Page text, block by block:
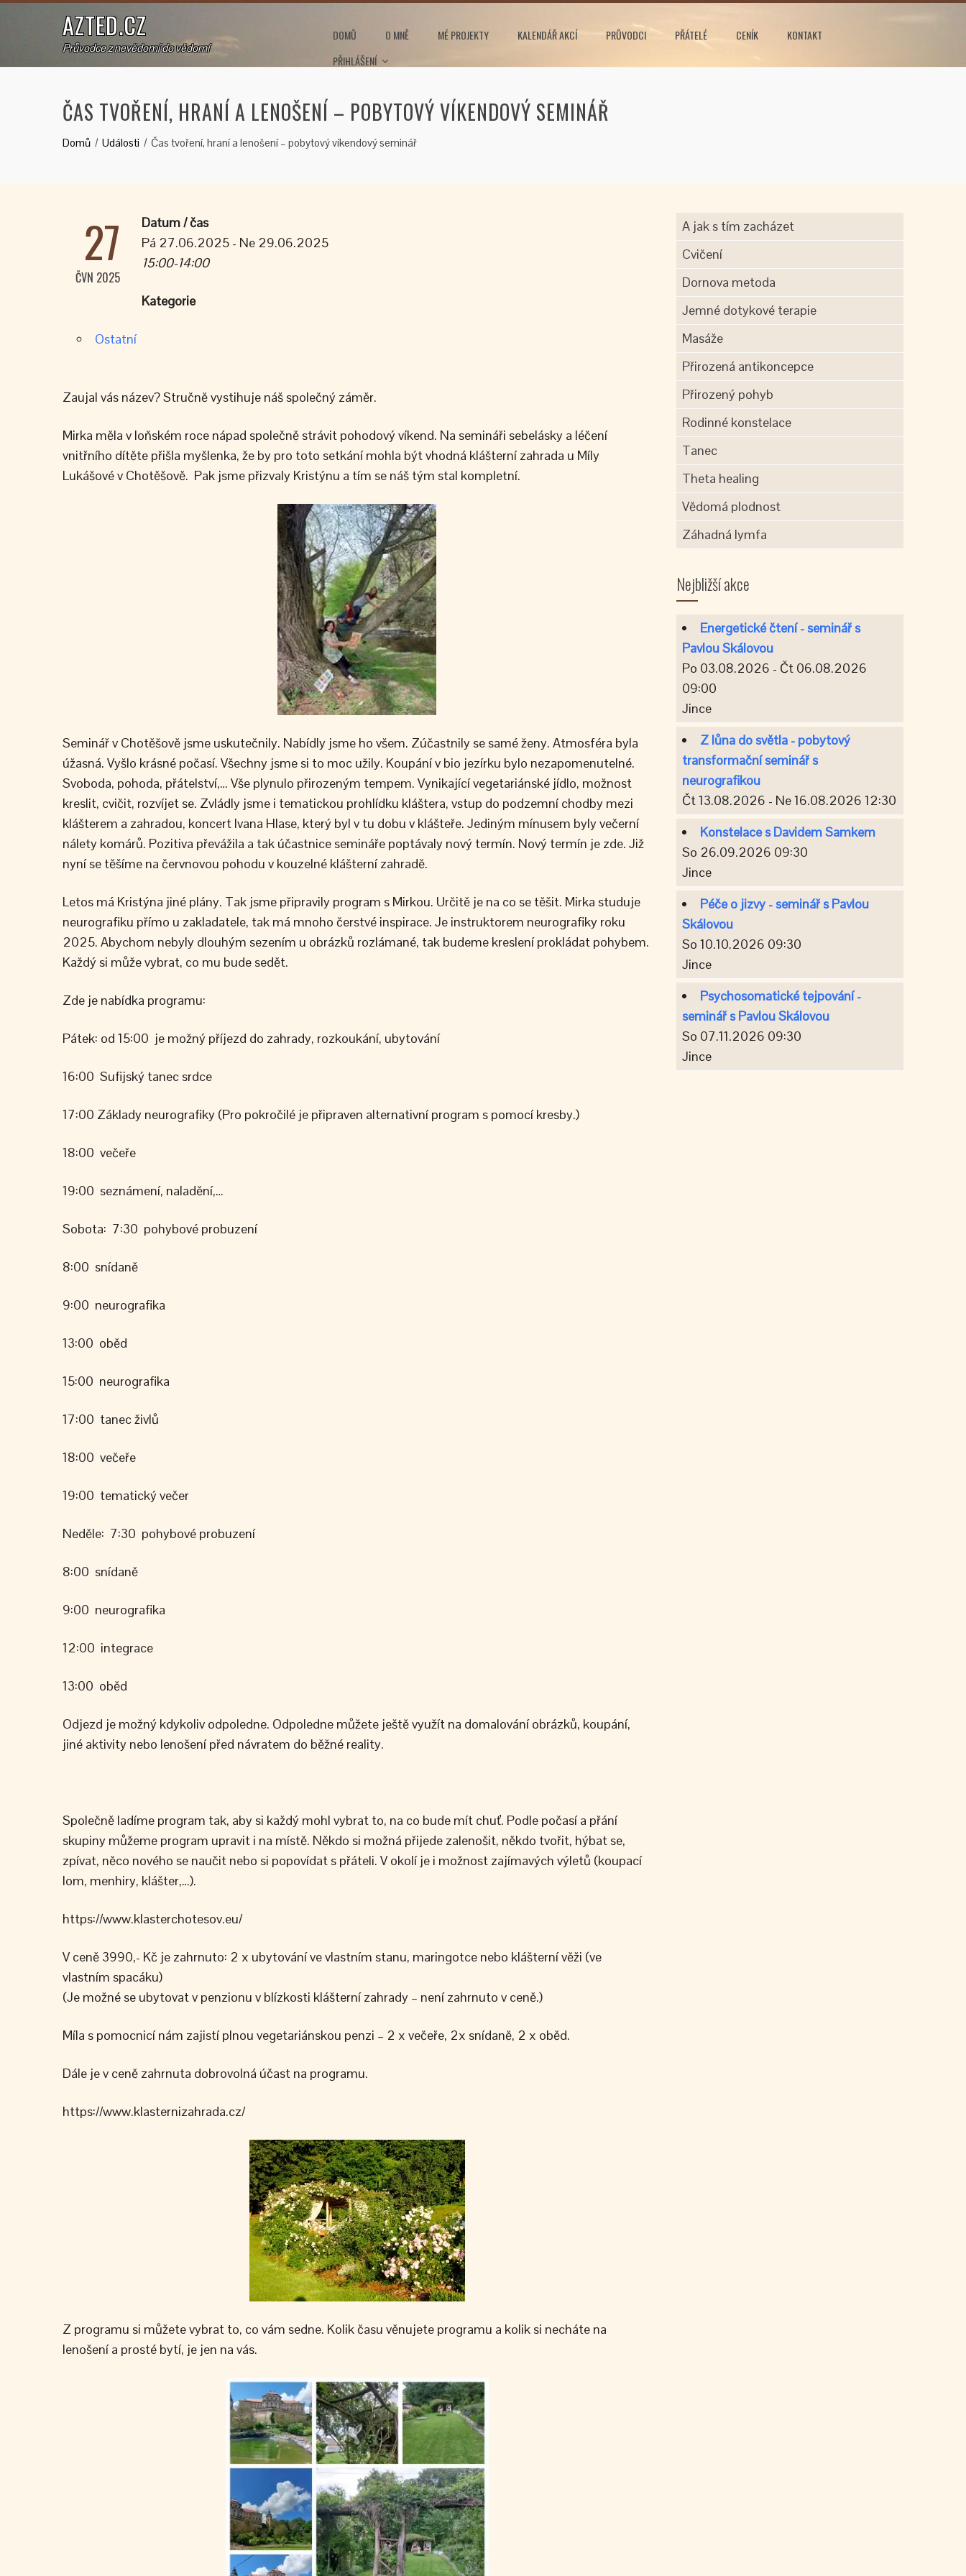
AZTED.CZ
Průvodce z nevědomí do vědomí
DOMŮ O MNĚ MÉ PROJEKTY KALENDÁŘ AKCÍ PRŮVODCI PŘÁTELÉ CENÍK
KONTAKT
PŘIHLÁŠENÍ
ČAS TVOŘENÍ, HRANÍ A LENOŠENÍ – POBYTOVÝ VÍKENDOVÝ SEMINÁŘ
Domů Události Čas tvoření, hraní a lenošení – pobytový víkendový seminář
27
ČVN 2025
Datum / čas
Pá 27.06.2025 - Ne 29.06.2025
15:00-14:00
Kategorie
Ostatní
Zaujal vás název? Stručně vystihuje náš společný záměr.
Mirka měla v loňském roce nápad společně strávit pohodový víkend. Na semináři sebelásky a léčení
vnitřního dítěte přišla myšlenka, že by pro toto setkání mohla být vhodná klášterní zahrada u Míly
Lukášové v Chotěšově. Pak jsme přizvaly Kristýnu a tím se náš tým stal kompletní.
Seminář v Chotěšově jsme uskutečnily. Nabídly jsme ho všem. Zúčastnily se samé ženy. Atmosféra byla
úžasná. Vyšlo krásné počasí. Všechny jsme si to moc užily. Koupání v bio jezírku bylo nezapomenutelné.
Svoboda, pohoda, přátelství,… Vše plynulo přirozeným tempem. Vynikající vegetariánské jídlo, možnost
kreslit, cvičit, rozvíjet se. Zvládly jsme i tematickou prohlídku kláštera, vstup do podzemní chodby mezi
klášterem a zahradou, koncert Ivana Hlase, který byl v tu dobu v klášteře. Jediným mínusem byly večerní
nálety komárů. Pozitiva převážila a tak účastnice semináře poptávaly nový termín. Nový termín je zde. Již
nyní se těšíme na červnovou pohodu v kouzelné klášterní zahradě.
Letos má Kristýna jiné plány. Tak jsme připravily program s Mirkou. Určitě je na co se těšit. Mirka studuje
neurografiku přímo u zakladatele, tak má mnoho čerstvé inspirace. Je instruktorem neurografiky roku
2025. Abychom nebyly dlouhým sezením u obrázků rozlámané, tak budeme kreslení prokládat pohybem.
Každý si může vybrat, co mu bude sedět.
Zde je nabídka programu:
Pátek: od 15:00 je možný příjezd do zahrady, rozkoukání, ubytování
16:00 Sufijský tanec srdce
17:00 Základy neurografiky (Pro pokročilé je připraven alternativní program s pomocí kresby.)
18:00 večeře
19:00 seznámení, naladění,…
Sobota: 7:30 pohybové probuzení
8:00 snídaně
9:00 neurografika
13:00 oběd
15:00 neurografika
17:00 tanec živlů
18:00 večeře
19:00 tematický večer
Neděle: 7:30 pohybové probuzení
8:00 snídaně
9:00 neurografika
12:00 integrace
13:00 oběd
Odjezd je možný kdykoliv odpoledne. Odpoledne můžete ještě využít na domalování obrázků, koupání,
jiné aktivity nebo lenošení před návratem do běžné reality.
Společně ladíme program tak, aby si každý mohl vybrat to, na co bude mít chuť. Podle počasí a přání
skupiny můžeme program upravit i na místě. Někdo si možná přijede zalenošit, někdo tvořit, hýbat se,
zpívat, něco nového se naučit nebo si popovídat s přáteli. V okolí je i možnost zajímavých výletů (koupací
lom, menhiry, klášter,…).
https://www.klasterchotesov.eu/
V ceně 3990,- Kč je zahrnuto: 2 x ubytování ve vlastním stanu, maringotce nebo klášterní věži (ve
vlastním spacáku)
(Je možné se ubytovat v penzionu v blízkosti klášterní zahrady – není zahrnuto v ceně.)
Míla s pomocnicí nám zajistí plnou vegetariánskou penzi – 2 x večeře, 2x snídaně, 2 x oběd.
Dále je v ceně zahrnuta dobrovolná účast na programu.
https://www.klasternizahrada.cz/
Z programu si můžete vybrat to, co vám sedne. Kolik času věnujete programu a kolik si necháte na
lenošení a prosté bytí, je jen na vás.
A jak s tím zacházet
Cvičení
Dornova metoda
Jemné dotykové terapie
Masáže
Přirozená antikoncepce
Přirozený pohyb
Rodinné konstelace
Tanec
Theta healing
Vědomá plodnost
Záhadná lymfa
Nejbližší akce
Energetické čtení - seminář s
Pavlou Skálovou
Po 03.08.2026 - Čt 06.08.2026
09:00
Jince
Z lůna do světla - pobytový
transformační seminář s
neurografikou
Čt 13.08.2026 - Ne 16.08.2026 12:30
Konstelace s Davidem Samkem
So 26.09.2026 09:30
Jince
Péče o jizvy - seminář s Pavlou
Skálovou
So 10.10.2026 09:30
Jince
Psychosomatické tejpování -
seminář s Pavlou Skálovou
So 07.11.2026 09:30
Jince